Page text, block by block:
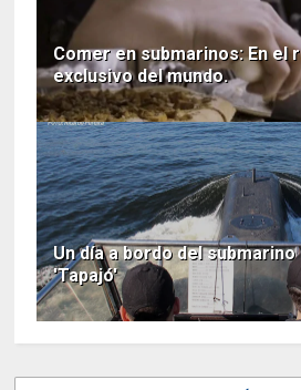
Comer en submarinos: En el
exclusivo del mundo.
Un día a bordo del
'Tapajó'